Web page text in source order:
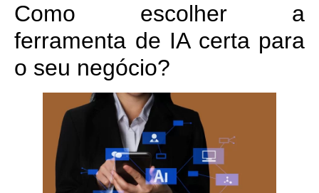
Como escolher a
ferramenta de IA certa para
o seu negócio?